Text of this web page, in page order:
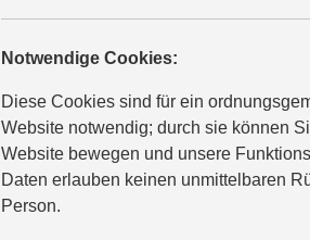
Notwendige Cookies:
Diese Cookies sind für ein
Website notwendig; durch sie können
Website bewegen und unsere
Daten erlauben keinen unmittelbaren
Person.
ng.